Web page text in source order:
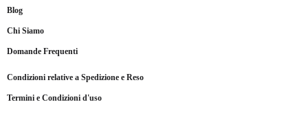
Blog
Chi Siamo
Domande Frequenti
Condizioni relative a Spedizione e Reso
Termini e Condizioni d'uso